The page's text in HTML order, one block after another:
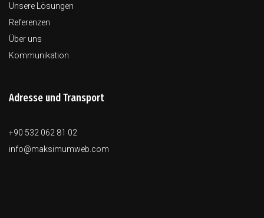
Unsere Lösungen
Referenzen
Über uns
Kommunikation
Adresse und Transport
+90 532 062 81 02
info@maksimumweb.com